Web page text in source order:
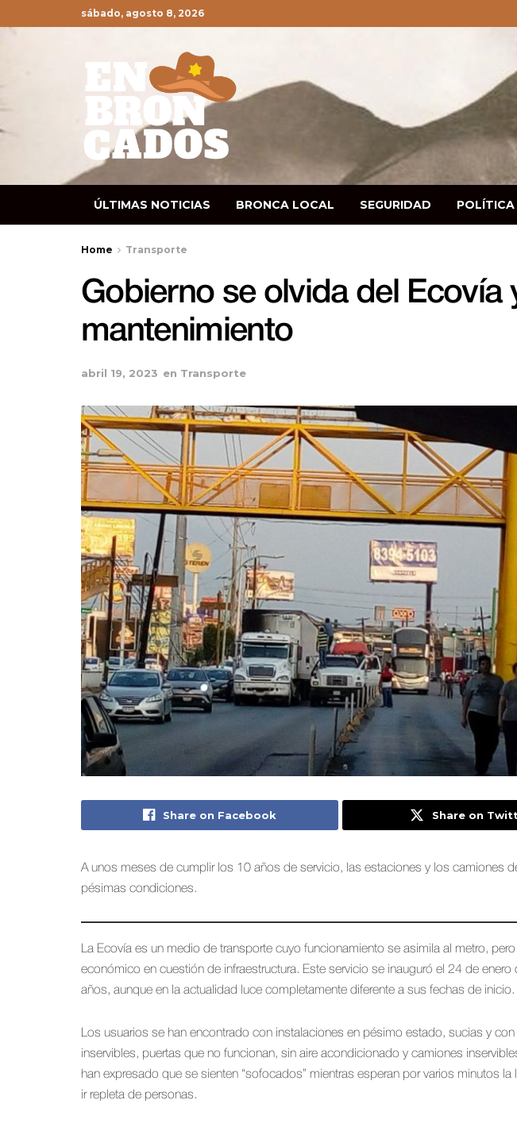
sábado, agosto 8, 2026
ÚLTIMAS NOTICIAS BRONCA LOCAL SEGURIDAD POLÍTICA
Home Transporte
Gobierno se olvida del Ecovía
mantenimiento
abril 19, 2023 en Transporte
Share on Facebook Share on
A unos meses de cumplir los 10 años de servicio, las estaciones y los camiones
pésimas condiciones.
La Ecovía es un medio de transporte cuyo funcionamiento se asimila al metro,
económico en cuestión de infraestructura. Este servicio se inauguró el 24 de
años, aunque en la actualidad luce completamente diferente a sus fechas de inicio.
Los usuarios se han encontrado con instalaciones en pésimo estado, sucias y
inservibles, puertas que no funcionan, sin aire acondicionado y camiones
han expresado que se sienten “sofocados” mientras esperan por varios minutos
ir repleta de personas.